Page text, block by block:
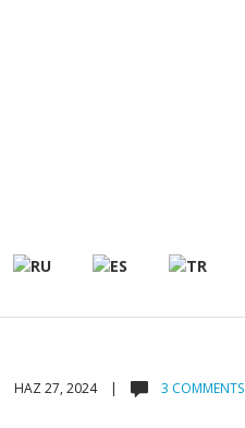
HAZ 27, 2024 | 3 COMMENTS